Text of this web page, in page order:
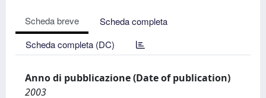
Scheda breve
Scheda completa
Scheda completa (DC)
Anno di pubblicazione (Date of publication)
2003